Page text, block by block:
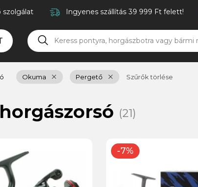
szolgálat Ingyenes szállítás 39 999 Ft felett!
Okuma Pergető Szűrők törlése
(21)
-7%